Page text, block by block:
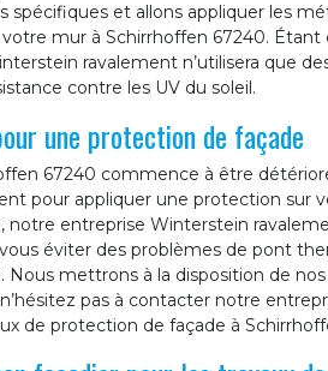
spécifiques et allons appliquer les
mur à Schirrhoffen 67240. Étant
ravalement n’utilisera que
contre les UV du soleil.
une protection de façade
67240 commence à être
pour appliquer une protection sur
notre entreprise Winterstein
éviter des problèmes de pont
Nous mettrons à la disposition de
pas à contacter notre
de protection de façade à